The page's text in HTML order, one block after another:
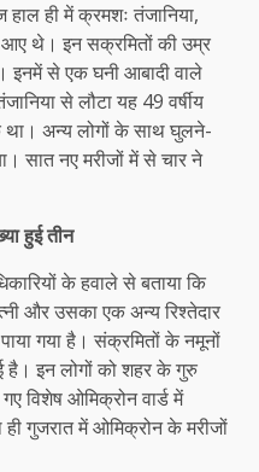
हाल ही में क्रमशः तंजानिया,
आए थे। इन सक्रमितों की उम्र
से एक घनी आबादी वाले
से लौटा यह 49 वर्षीय
था। अन्य लोगों के साथ घुलने-
सात नए मरीजों में से चार ने
हुई तीन
के हवाले से बताया कि
और उसका एक अन्य रिश्तेदार
गया है। संक्रमितों के नमूनों
है। इन लोगों को शहर के गुरु
विशेष ओमि‍क्रोन वार्ड में
गुजरात में ओमिक्रोन के मरीजों